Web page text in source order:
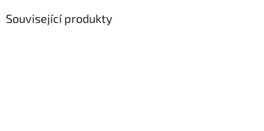
Související produkty